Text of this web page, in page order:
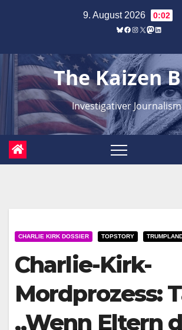
9. August 2026 0:02
Bluesky
Facebook
Instagram
X Mastodon
LinkedIn
The Kaizen
Investigativer
CHARLIE KIRK DOSSIER TOPSTORY
Charlie-Kirk-
Mordprozess:
„Wenn Eltern